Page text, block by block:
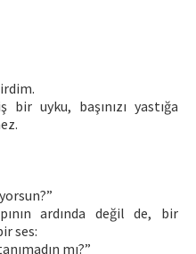
uyku, başınızı yastığa
ardında değil de, bir
ses:
mı?”